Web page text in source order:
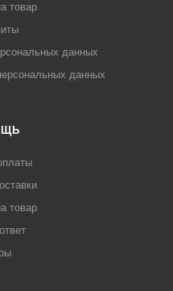
товар
данных
данных
товар